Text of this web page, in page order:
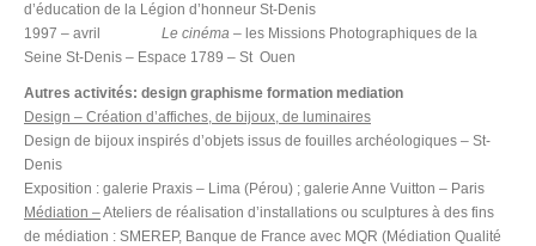
d’éducation de la Légion d’honneur St-Denis
1997 – avril Le cinéma – les Missions Photographiques de la
Seine St-Denis – Espace 1789 – St Ouen
Autres activités: design graphisme formation mediation
Design – Création d’affiches, de bijoux, de luminaires
Design de bijoux inspirés d’objets issus de fouilles archéologiques – St-
Denis
Exposition : galerie Praxis – Lima (Pérou) ; galerie Anne Vuitton – Paris
Médiation –Ateliers de réalisation d’installations ou sculptures à des fins
de médiation : SMEREP, Banque de France avec MQR (Médiation Qualité